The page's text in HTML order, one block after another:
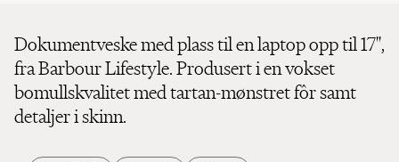
Dokumentveske med plass til en laptop opp til 17'',
fra Barbour Lifestyle. Produsert i en vokset
bomullskvalitet med tartan-mønstret fôr samt
detaljer i skinn.